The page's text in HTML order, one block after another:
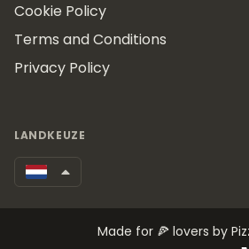
Cookie Policy
Terms and Conditions
Privacy Policy
LANDKEUZE
Made for 🍕 lovers by